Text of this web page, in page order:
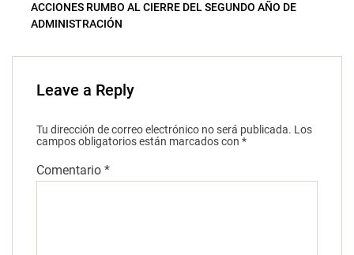
ACCIONES RUMBO AL CIERRE DEL SEGUNDO AÑO DE
ADMINISTRACIÓN
Leave a Reply
Tu dirección de correo electrónico no será publicada. Los
campos obligatorios están marcados con *
Comentario *